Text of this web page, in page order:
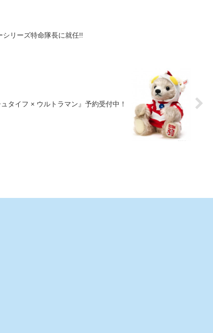
リーズ特命隊長に就任!!
タイフ × ウルトラマン』予約受付中！